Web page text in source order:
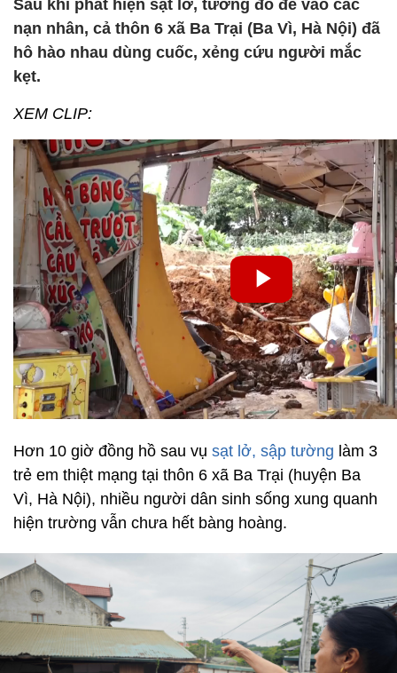
Sau khi phát hiện sạt lở, tường đổ đè vào các
nạn nhân, cả thôn 6 xã Ba Trại (Ba Vì, Hà Nội) đã
hô hào nhau dùng cuốc, xẻng cứu người mắc
kẹt.
XEM CLIP:
Hơn 10 giờ đồng hồ sau vụ sạt lở, sập tường làm 3
trẻ em thiệt mạng tại thôn 6 xã Ba Trại (huyện Ba
Vì, Hà Nội), nhiều người dân sinh sống xung quanh
hiện trường vẫn chưa hết bàng hoàng.